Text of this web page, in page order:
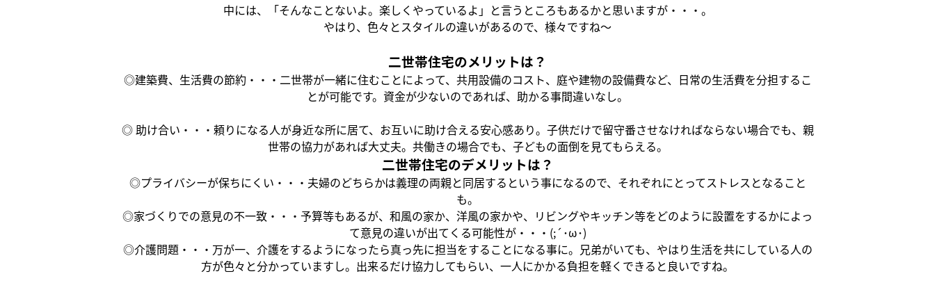
中には、「そんなことないよ。楽しくやっているよ」と言うところもあるかと思いますが・・・。
やはり、色々とスタイルの違いがあるので、様々ですね～
二世帯住宅のメリットは？
◎建築費、生活費の節約・・・二世帯が一緒に住むことによって、共用設備のコスト、庭や建物の設備費など、日常の生活費を分担するこ
とが可能です。資金が少ないのであれば、助かる事間違いなし。
◎ 助け合い・・・頼りになる人が身近な所に居て、お互いに助け合える安心感あり。子供だけで留守番させなければならない場合でも、親
世帯の協力があれば大丈夫。共働きの場合でも、子どもの面倒を見てもらえる。
二世帯住宅のデメリットは？
◎プライバシーが保ちにくい・・・夫婦のどちらかは義理の両親と同居するという事になるので、それぞれにとってストレスとなること
も。
◎家づくりでの意見の不一致・・・予算等もあるが、和風の家か、洋風の家かや、リビングやキッチン等をどのように設置をするかによっ
て意見の違いが出てくる可能性が・・・(;´･ω･)
◎介護問題・・・万が一、介護をするようになったら真っ先に担当をすることになる事に。兄弟がいても、やはり生活を共にしている人の
方が色々と分かっていますし。出来るだけ協力してもらい、一人にかかる負担を軽くできると良いですね。